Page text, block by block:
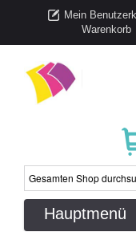
Mein
Warenkorb
Hauptmenü